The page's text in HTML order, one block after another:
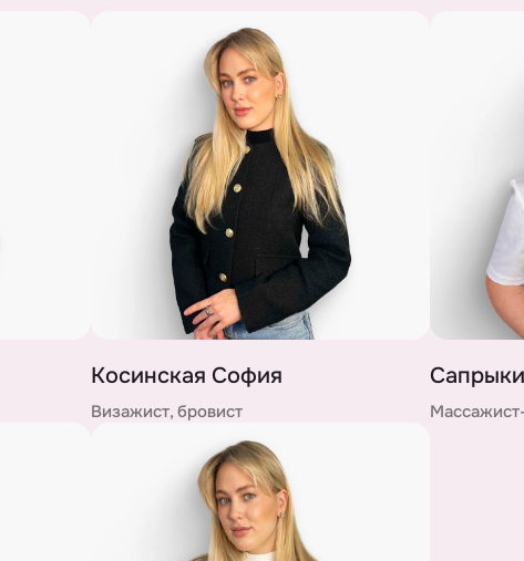
Косинская София
Визажист, бровист